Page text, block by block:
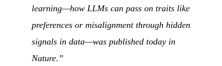
learning—how LLMs can pass on traits like
preferences or misalignment through hidden
signals in data—was published today in
Nature.”